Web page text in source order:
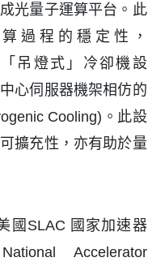
光量子運算平台。此
過程的穩定性，
吊燈式」冷卻機設
心伺服器機架相仿的
Cooling)。此設
擴充性，亦有助於量
國SLAC 國家加速器
Accelerator